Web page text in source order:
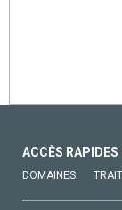
ACCÈS RAPIDES
DOMAINES